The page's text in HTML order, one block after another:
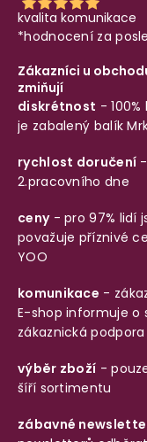
kvalita komunikace
*hodnocení za
Zákazníci u
zmiňují
diskrétnost -
je zabalený balík
rychlost doručení
2.pracovního dne
ceny- pro 97% lidí
považuje příznivé
YOO
komunikace -
E-shop informuje o
zákaznická
výběr zboží -
šíří sortimentu
zábavné